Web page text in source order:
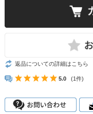
返品についての詳細はこちら
5.0 (1件)